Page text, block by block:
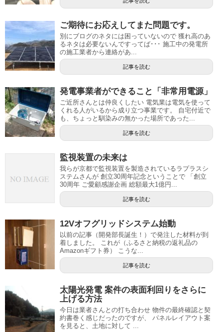
ご期待にお応えしてまた問題です。
別にブログのネタには困っていないので 獲れ高のあ
るネタは必要ないんですってば･･･ 施工中の発電所
の施工業者から連絡があ...
記事を読む
発電事業者ができること「非常用電源」
ご近所さんとは仲良くしたい 電気業は電気を使って
くれる人がいるから成り立つ事業です。 自宅付近で
も、ちょっと馴染みの無かった場所であった...
記事を読む
監視装置の未来は
我らが京都で監視装置を製造されているラプラスシ
ステムさんが 創立30周年記念ということで 「創立
30周年 ご愛顧感謝企画 総額最大1億円...
記事を読む
12Vオフグリッドシステム始動
以前の記事（開発部長誕生！）で発注した材料が到
着しました。 これが（ふるさと納税の返礼品の
Amazonギフト券） こうな...
記事を読む
太陽光発電 案件の表面利回りをさらに
上げる方法
今日は業者さんとの打ち合わせ 物件の最終確認と契
約書巻く感じだったのですが、 パネルレイアウト案
を見ると、土地に対して ...